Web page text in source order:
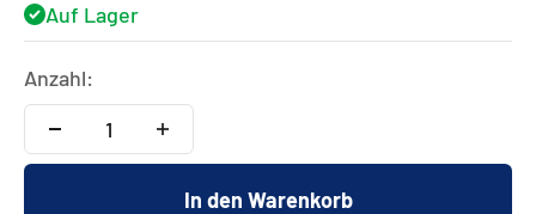
Auf Lager
Anzahl:
In den Warenkorb